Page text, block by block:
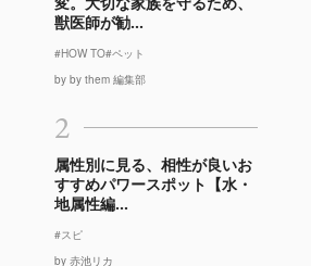
獣医師が勧...
#HOW TO#ペット
by by them 編集部
2
属性別に見る、相性が良いお
すすめパワースポット【水・
地属性編...
#スピ
by 赤池リカ